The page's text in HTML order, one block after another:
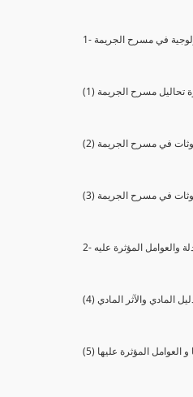
في مسرح الجريمة
تحاليل مسرح الجريمة
في مسرح الجريمة
في مسرح الجريمة
والعوامل المؤثرة عليه
المادي والآثر المادي
و العوامل المؤثرة عليها